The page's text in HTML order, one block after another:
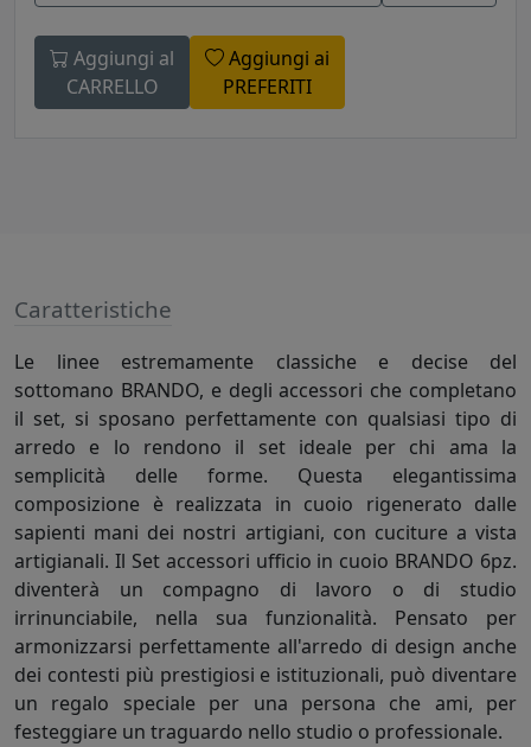
Aggiungi al
CARRELLO
Aggiungi ai
PREFERITI
Caratteristiche
Le linee estremamente classiche e decise del
sottomano BRANDO, e degli accessori che completano
il set, si sposano perfettamente con qualsiasi tipo di
arredo e lo rendono il set ideale per chi ama la
semplicità delle forme. Questa elegantissima
composizione è realizzata in cuoio rigenerato dalle
sapienti mani dei nostri artigiani, con cuciture a vista
artigianali. Il Set accessori ufficio in cuoio BRANDO 6pz.
diventerà un compagno di lavoro o di studio
irrinunciabile, nella sua funzionalità. Pensato per
armonizzarsi perfettamente all'arredo di design anche
dei contesti più prestigiosi e istituzionali, può diventare
un regalo speciale per una persona che ami, per
festeggiare un traguardo nello studio o professionale.